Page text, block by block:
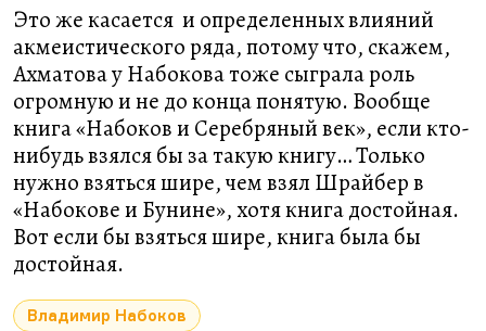
Это же касается и определенных влияний
акмеистического ряда, потому что, скажем,
Ахматова у Набокова тоже сыграла роль
огромную и не до конца понятую. Вообще
книга «Набоков и Серебряный век», если кто-
нибудь взялся бы за такую книгу… Только
нужно взяться шире, чем взял Шрайбер в
«Набокове и Бунине», хотя книга достойная.
Вот если бы взяться шире, книга была бы
достойная.
Владимир Набоков